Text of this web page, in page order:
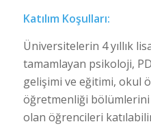
Katılım Koşulları:
Üniversitelerin 4 yıllık
tamamlayan psikoloji,
gelişimi ve eğitimi, okul
öğretmenliği bölümlerini
olan öğrencileri